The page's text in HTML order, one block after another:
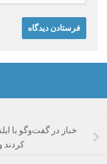
خباز در گفت‌وگو با